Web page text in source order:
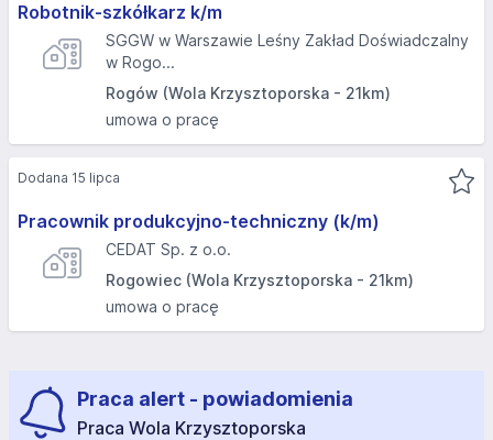
Robotnik-szkółkarz k/m
SGGW w Warszawie Leśny Zakład Doświadczalny
w Rogo...
Rogów (Wola Krzysztoporska - 21km)
umowa o pracę
Pracownik produkcyjno-techniczny (k/m)
CEDAT Sp. z o.o.
Rogowiec (Wola Krzysztoporska - 21km)
umowa o pracę
Dodana 15 lipca
Praca alert - powiadomienia
Praca Wola Krzysztoporska